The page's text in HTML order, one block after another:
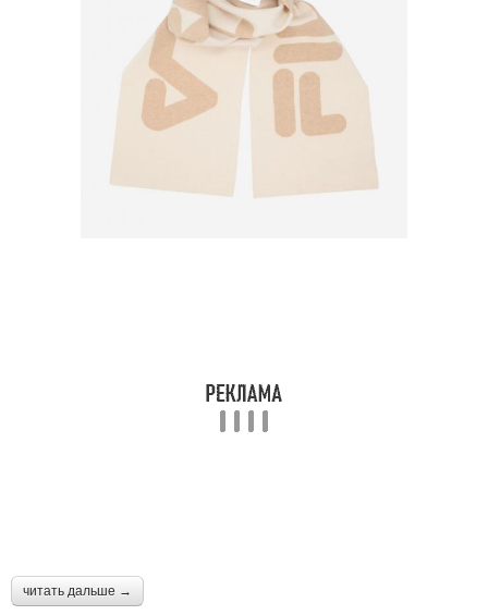
читать дальше →